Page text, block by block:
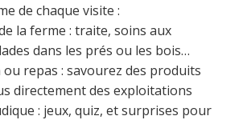
de chaque visite :
la ferme : traite, soins aux
dans les prés ou les bois…
repas : savourez des produits
directement des exploitations
: jeux, quiz, et surprises pour